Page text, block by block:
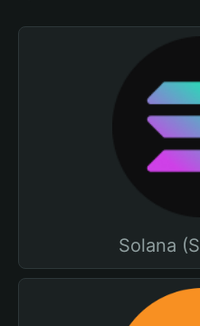
Solana